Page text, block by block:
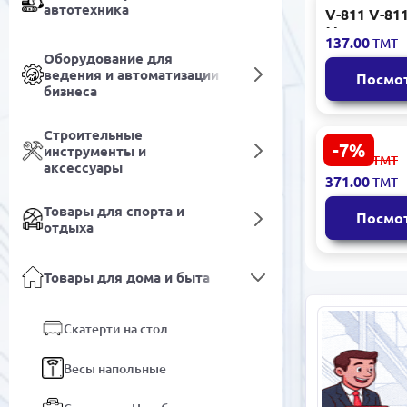
автотехника
Оборудование для
ведения и автоматизации
бизнеса
Строительные
инструменты и
аксессуары
Товары для спорта и
отдыха
Товары для дома и быта
Скатерти на стол
Весы напольные
V-811 V-
Машинка
удаления
137.00ТМТ
-7%
Devecioglu
Сушилка
складная
399.00 ТМТ
371.00ТМТ